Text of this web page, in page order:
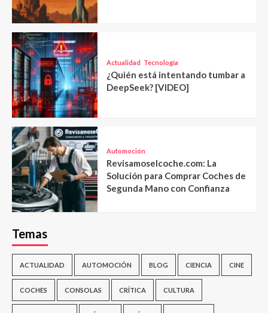
Actualidad Tecnología
¿Quién está intentando tumbar a
DeepSeek? [VIDEO]
Automoción
Revisamoselcoche.com: La
Solución para Comprar Coches de
Segunda Mano con Confianza
Temas
ACTUALIDAD AUTOMOCIÓN BLOG CIENCIA CINE
COCHES CONSOLAS CRÍTICA CULTURA